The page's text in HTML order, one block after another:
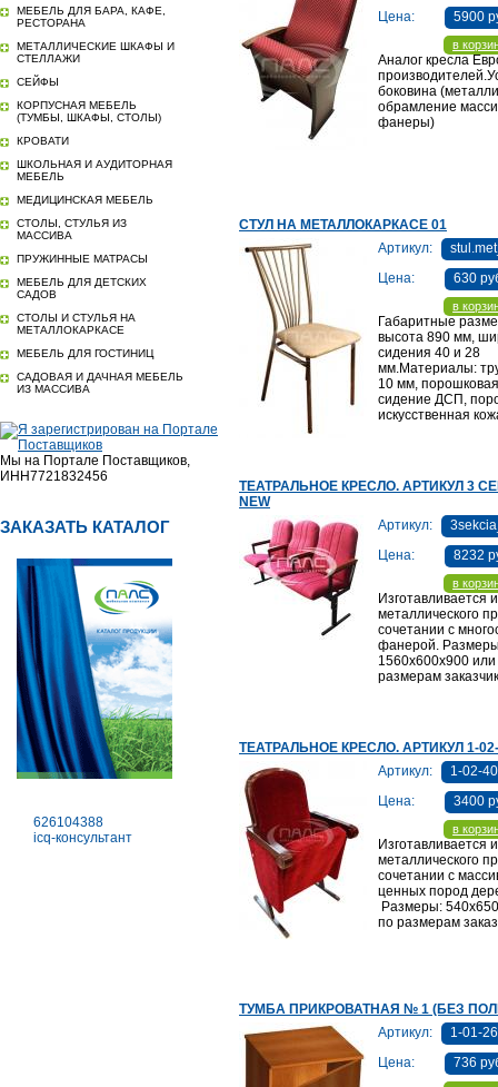
МЕБЕЛЬ ДЛЯ БАРА, КАФЕ,
РЕСТОРАНА
МЕТАЛЛИЧЕСКИЕ ШКАФЫ И
СТЕЛЛАЖИ
СЕЙФЫ
КОРПУСНАЯ МЕБЕЛЬ
(ТУМБЫ, ШКАФЫ, СТОЛЫ)
КРОВАТИ
ШКОЛЬНАЯ И АУДИТОРНАЯ
МЕБЕЛЬ
МЕДИЦИНСКАЯ МЕБЕЛЬ
СТОЛЫ, СТУЛЬЯ ИЗ
МАССИВА
ПРУЖИННЫЕ МАТРАСЫ
МЕБЕЛЬ ДЛЯ ДЕТСКИХ
САДОВ
СТОЛЫ И СТУЛЬЯ НА
МЕТАЛЛОКАРКАСЕ
МЕБЕЛЬ ДЛЯ ГОСТИНИЦ
САДОВАЯ И ДАЧНАЯ МЕБЕЛЬ
ИЗ МАССИВА
Мы на Портале Поставщиков,
ИНН7721832456
ЗАКАЗАТЬ КАТАЛОГ
626104388
icq-консультант
Цена:
5900
в
Аналог кресла
боковина
обрамление
фанеры)
СТУЛ НА МЕТАЛЛОКАРКАСЕ 01
Артикул:
Цена:
630
в
Габаритные
высота 890 мм,
сидения 40 и 28
мм.Материалы:
10 мм, порошковая
сидение ДСП,
искусственная
ТЕАТРАЛЬНОЕ КРЕСЛО. АРТИКУЛ 3
NEW
Артикул:
Цена:
8232
в
Изготавливается
металлического
сочетании с
фанерой.
1560х600х900
размерам
ТЕАТРАЛЬНОЕ КРЕСЛО. АРТИКУЛ 1-
Артикул:
1-02-
Цена:
3400
в
Изготавливается
металлического
сочетании с
ценных пород
Размеры:
по размерам
ТУМБА ПРИКРОВАТНАЯ № 1 (БЕЗ
Артикул:
1-01-26
Цена:
736